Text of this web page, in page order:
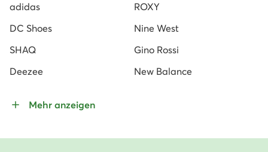
adidas
ROXY
DC Shoes
Nine West
SHAQ
Gino Rossi
Deezee
New Balance
Mehr anzeigen